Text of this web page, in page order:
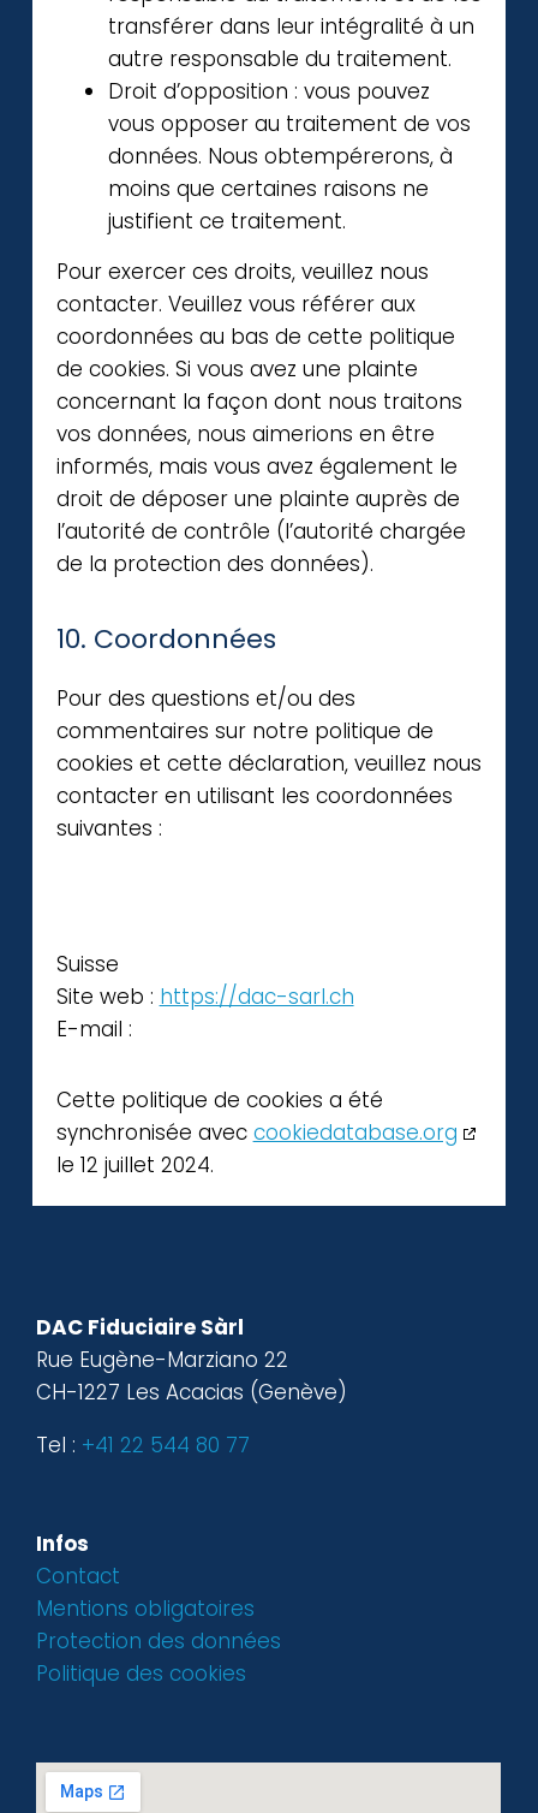
transférer dans leur intégralité à un
autre responsable du traitement.
Droit d’opposition : vous pouvez
vous opposer au traitement de vos
données. Nous obtempérerons, à
moins que certaines raisons ne
justifient ce traitement.
Pour exercer ces droits, veuillez nous
contacter. Veuillez vous référer aux
coordonnées au bas de cette politique
de cookies. Si vous avez une plainte
concernant la façon dont nous traitons
vos données, nous aimerions en être
informés, mais vous avez également le
droit de déposer une plainte auprès de
l’autorité de contrôle (l’autorité chargée
de la protection des données).
10. Coordonnées
Pour des questions et/ou des
commentaires sur notre politique de
cookies et cette déclaration, veuillez nous
contacter en utilisant les coordonnées
suivantes :
Suisse
Site web : https://dac-sarl.ch
E-mail :
Cette politique de cookies a été
synchronisée avec cookiedatabase.org
le 12 juillet 2024.
DAC Fiduciaire Sàrl
Rue Eugène-Marziano 22
CH-1227 Les Acacias (Genève)
Tel : +41 22 544 80 77
Infos
Contact
Mentions obligatoires
Protection des données
Politique des cookies